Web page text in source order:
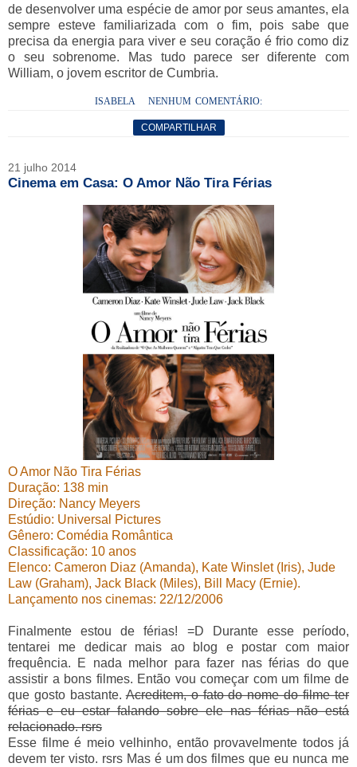
de desenvolver uma espécie de amor por seus amantes, ela
sempre esteve familiarizada com o fim, pois sabe que
precisa da energia para viver e seu coração é frio como diz
o seu sobrenome. Mas tudo parece ser diferente com
William, o jovem escritor de Cumbria.
ISABELA NENHUM COMENTÁRIO:
COMPARTILHAR
21 julho 2014
Cinema em Casa: O Amor Não Tira Férias
O Amor Não Tira Férias
Duração: 138 min
Direção: Nancy Meyers
Estúdio: Universal Pictures
Gênero: Comédia Romântica
Classificação: 10 anos
Elenco: Cameron Diaz (Amanda), Kate Winslet (Iris), Jude
Law (Graham), Jack Black (Miles), Bill Macy (Ernie).
Lançamento nos cinemas: 22/12/2006
Finalmente estou de férias! =D Durante esse período,
tentarei me dedicar mais ao blog e postar com maior
frequência. E nada melhor para fazer nas férias do que
assistir a bons filmes. Então vou começar com um filme de
que gosto bastante.Acreditem, o fato do nome do filme ter
férias e eu estar falando sobre ele nas férias não está
relacionado. rsrs
Esse filme é meio velhinho, então provavelmente todos já
devem ter visto. rsrs Mas é um dos filmes que eu nunca me